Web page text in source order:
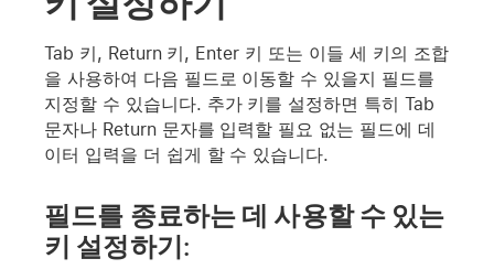
Tab 키, Return 키, Enter 키 또는 이들 세 키의 조합
을 사용하여 다음 필드로 이동할 수 있을지 필드를
지정할 수 있습니다. 추가 키를 설정하면 특히 Tab
문자나 Return 문자를 입력할 필요 없는 필드에 데
이터 입력을 더 쉽게 할 수 있습니다.
필드를 종료하는 데 사용할 수 있는
키 설정하기: